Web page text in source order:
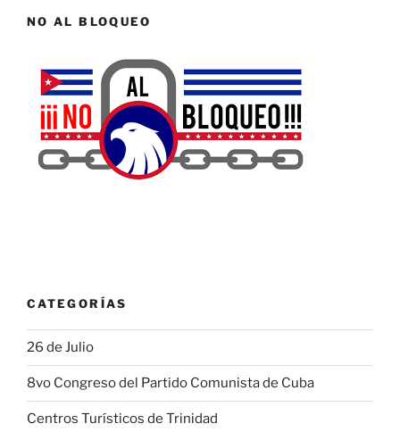
NO AL BLOQUEO
CATEGORÍAS
26 de Julio
8vo Congreso del Partido Comunista de Cuba
Centros Turísticos de Trinidad